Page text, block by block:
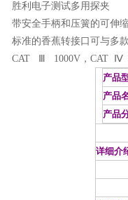
胜利电子测试多用探夹
带安全手柄和压簧的可伸
标准的香蕉转接口可与多
CAT Ⅲ 1000V，CAT Ⅳ
产品
产品
产品
详细介